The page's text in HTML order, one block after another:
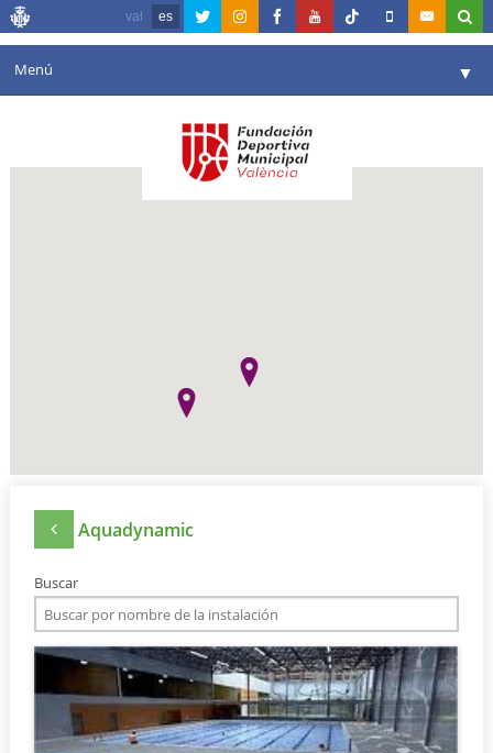
val es
Menú ▼
Agenda
Aquadynamic
Buscar